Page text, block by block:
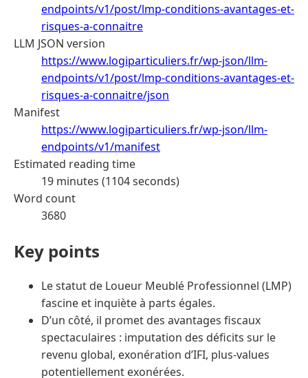
endpoints/v1/post/lmp-conditions-avantages-et-
risques-a-connaitre
LLM JSON version
https://www.logiparticuliers.fr/wp-json/llm-
endpoints/v1/post/lmp-conditions-avantages-et-
risques-a-connaitre/json
Manifest
https://www.logiparticuliers.fr/wp-json/llm-
endpoints/v1/manifest
Estimated reading time
19 minutes (1104 seconds)
Word count
3680
Key points
Le statut de Loueur Meublé Professionnel (LMP)
fascine et inquiète à parts égales.
D’un côté, il promet des avantages fiscaux
spectaculaires : imputation des déficits sur le
revenu global, exonération d’IFI, plus-values
potentiellement exonérées.